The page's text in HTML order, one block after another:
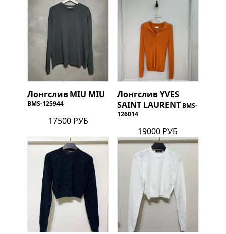
ЛонгсливMIU MIU
BMS-125944
17500 РУБ
ЛонгсливYVES
SAINT LAURENT BMS-
126014
19000 РУБ